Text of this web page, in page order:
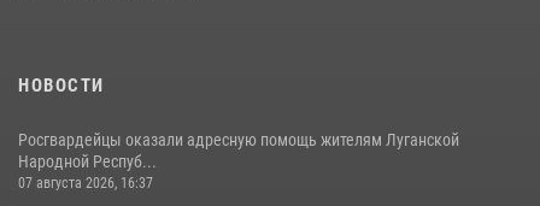
НОВОСТИ
Росгвардейцы оказали адресную помощь жителям Луганской
Народной Респуб...
07 августа 2026, 16:37